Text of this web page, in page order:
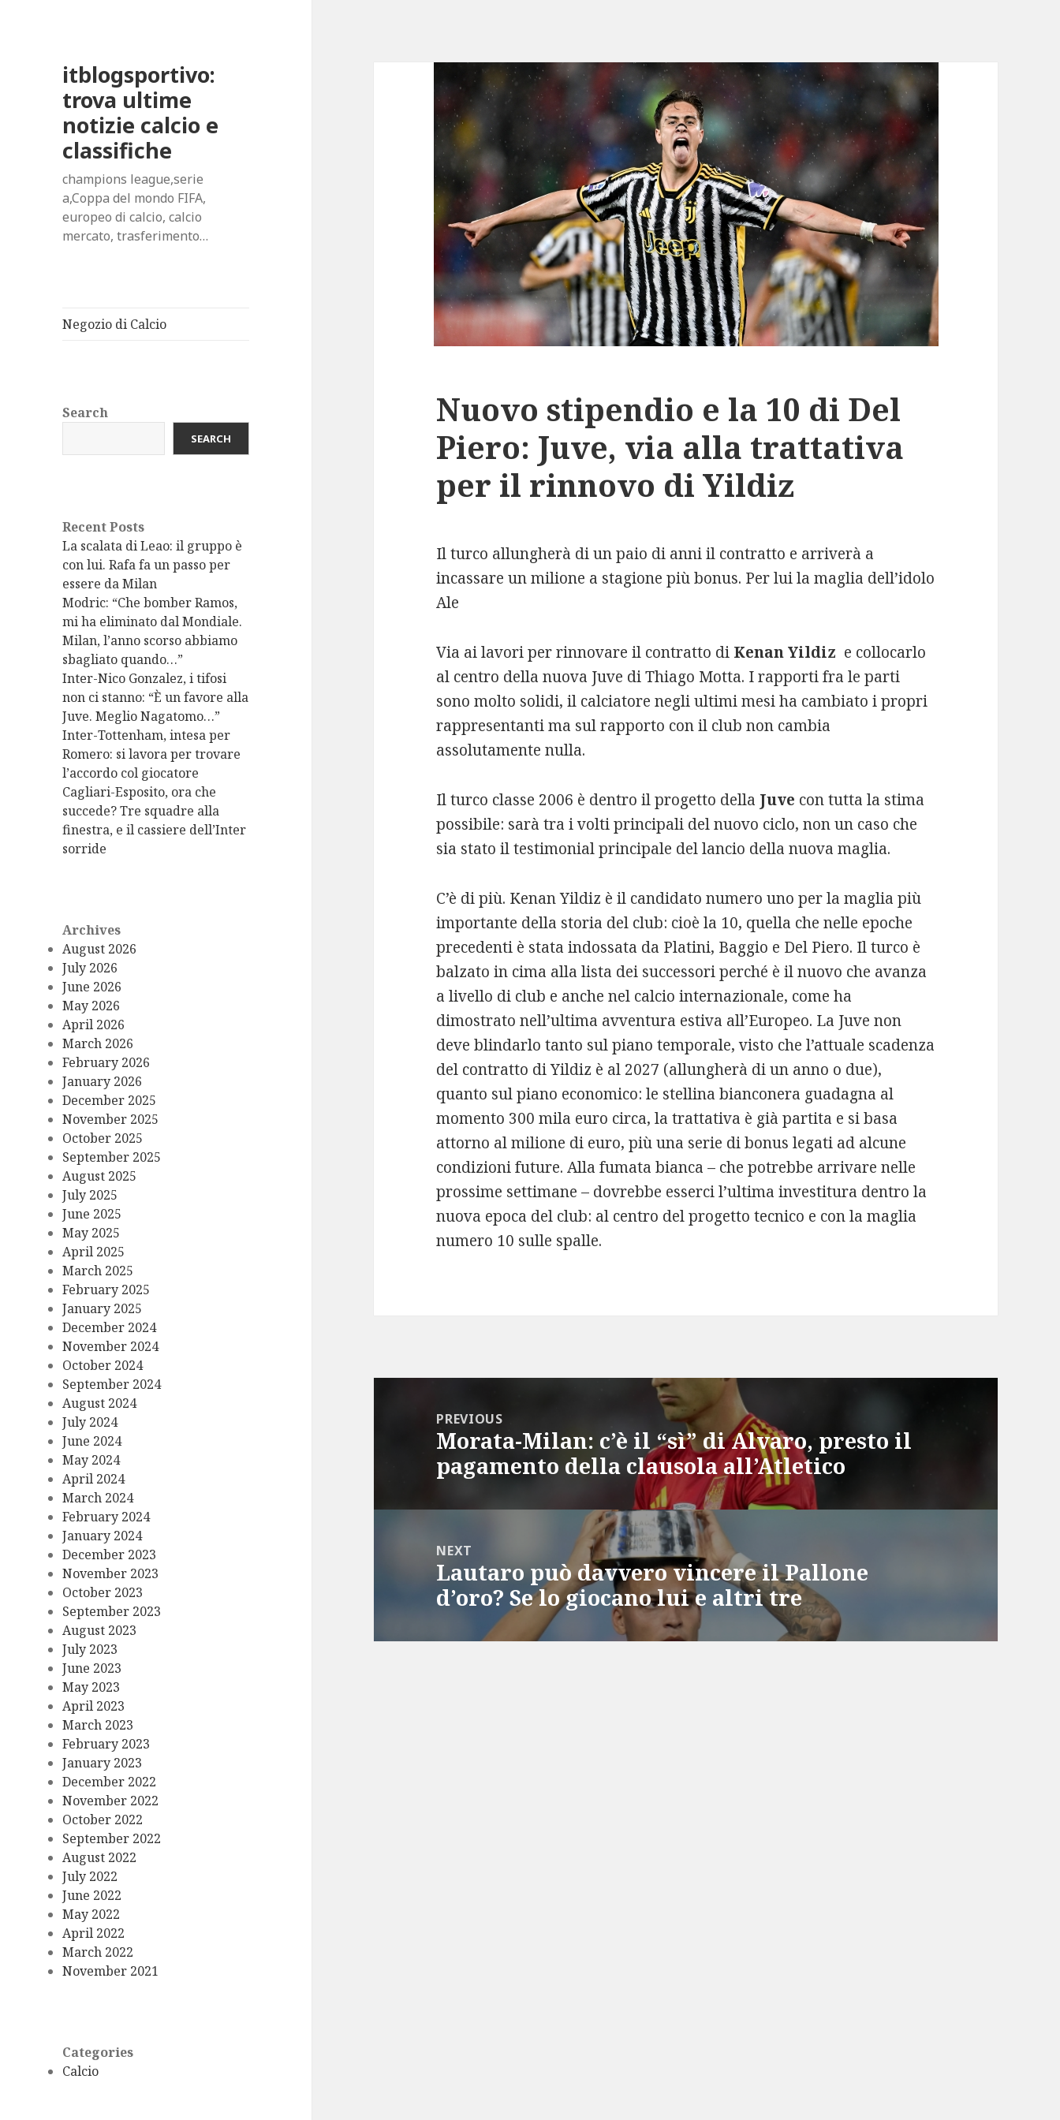
itblogsportivo:
trova ultime
notizie calcio e
classifiche
champions league,serie
a,Coppa del mondo FIFA,
europeo di calcio, calcio
mercato, trasferimento…
Negozio di Calcio
Search
SEARCH
Recent Posts
La scalata di Leao: il gruppo è
con lui. Rafa fa un passo per
essere da Milan
Modric: “Che bomber Ramos,
mi ha eliminato dal Mondiale.
Milan, l’anno scorso abbiamo
sbagliato quando…”
Inter-Nico Gonzalez, i tifosi
non ci stanno: “È un favore alla
Juve. Meglio Nagatomo…”
Inter-Tottenham, intesa per
Romero: si lavora per trovare
l’accordo col giocatore
Cagliari-Esposito, ora che
succede? Tre squadre alla
finestra, e il cassiere dell’Inter
sorride
Archives
August 2026
July 2026
June 2026
May 2026
April 2026
March 2026
February 2026
January 2026
December 2025
November 2025
October 2025
September 2025
August 2025
July 2025
June 2025
May 2025
April 2025
March 2025
February 2025
January 2025
December 2024
November 2024
October 2024
September 2024
August 2024
July 2024
June 2024
May 2024
April 2024
March 2024
February 2024
January 2024
December 2023
November 2023
October 2023
September 2023
August 2023
July 2023
June 2023
May 2023
April 2023
March 2023
February 2023
January 2023
December 2022
November 2022
October 2022
September 2022
August 2022
July 2022
June 2022
May 2022
April 2022
March 2022
November 2021
Categories
Calcio
Nuovo stipendio e la 10 di Del
Piero: Juve, via alla trattativa
per il rinnovo di Yildiz
Il turco allungherà di un paio di anni il contratto e arriverà a
incassare un milione a stagione più bonus. Per lui la maglia dell’idolo
Ale
Via ai lavori per rinnovare il contratto di Kenan Yildiz e collocarlo
al centro della nuova Juve di Thiago Motta. I rapporti fra le parti
sono molto solidi, il calciatore negli ultimi mesi ha cambiato i propri
rappresentanti ma sul rapporto con il club non cambia
assolutamente nulla.
Il turco classe 2006 è dentro il progetto della Juve con tutta la stima
possibile: sarà tra i volti principali del nuovo ciclo, non un caso che
sia stato il testimonial principale del lancio della nuova maglia.
C’è di più. Kenan Yildiz è il candidato numero uno per la maglia più
importante della storia del club: cioè la 10, quella che nelle epoche
precedenti è stata indossata da Platini, Baggio e Del Piero. Il turco è
balzato in cima alla lista dei successori perché è il nuovo che avanza
a livello di club e anche nel calcio internazionale, come ha
dimostrato nell’ultima avventura estiva all’Europeo. La Juve non
deve blindarlo tanto sul piano temporale, visto che l’attuale scadenza
del contratto di Yildiz è al 2027 (allungherà di un anno o due),
quanto sul piano economico: le stellina bianconera guadagna al
momento 300 mila euro circa, la trattativa è già partita e si basa
attorno al milione di euro, più una serie di bonus legati ad alcune
condizioni future. Alla fumata bianca – che potrebbe arrivare nelle
prossime settimane – dovrebbe esserci l’ultima investitura dentro la
nuova epoca del club: al centro del progetto tecnico e con la maglia
numero 10 sulle spalle.
navigationPREVIOUS
Previous
post:
Morata-Milan: c’è il “sì” di Alvaro, presto il
pagamento della clausola all’Atletico
NEXT
Next
post:
Lautaro può davvero vincere il Pallone
d’oro? Se lo giocano lui e altri tre